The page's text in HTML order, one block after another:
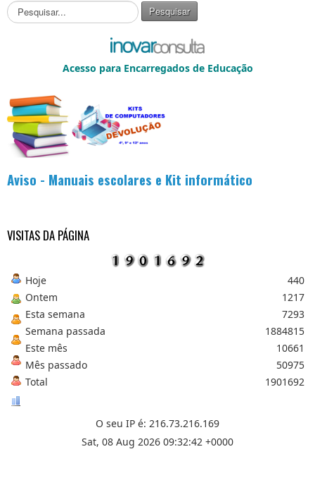
P
e
a
r
Pesquisar
Acesso para Encarregados de Educação
Aviso - Manuais escolares e Kit informático
VISITAS DA PÁGINA
Hoje
Ontem
Esta semana
Semana passada
Este mês
Mês passado
Total
440
1217
7293
1884815
10661
50975
1901692
O seu IP é: 216.73.216.169
Sat, 08 Aug 2026 09:32:42 +0000